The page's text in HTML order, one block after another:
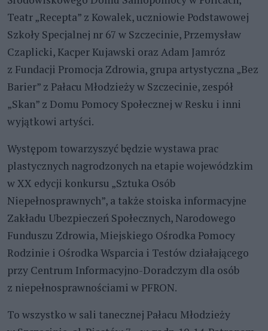
Teatr „Recepta” z Kowalek, uczniowie Podstawowej
Szkoły Specjalnej nr 67 w Szczecinie, Przemysław
Czaplicki, Kacper Kujawski oraz Adam Jamróz
z Fundacji Promocja Zdrowia, grupa artystyczna „Bez
Barier” z Pałacu Młodzieży w Szczecinie, zespół
„Skan” z Domu Pomocy Społecznej w Resku i inni
wyjątkowi artyści.
Występom towarzyszyć będzie wystawa prac
plastycznych nagrodzonych na etapie wojewódzkim
w XX edycji konkursu „Sztuka Osób
Niepełnosprawnych”, a także stoiska informacyjne
Zakładu Ubezpieczeń Społecznych, Narodowego
Funduszu Zdrowia, Miejskiego Ośrodka Pomocy
Rodzinie i Ośrodka Wsparcia i Testów działającego
przy Centrum Informacyjno-Doradczym dla osób
z niepełnosprawnościami w PFRON.
To wszystko w sali tanecznej Pałacu Młodzieży